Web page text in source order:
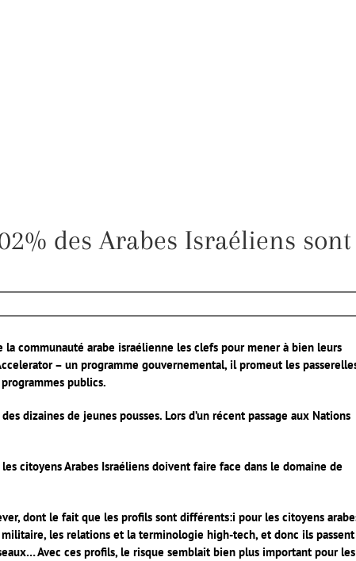
des Arabes Israéliens sont
la communauté arabe israélienne les clefs pour mener à bien leurs
– un programme gouvernemental, il promeut les
publics.
dizaines de jeunes pousses. Lors d’un récent passage aux Nations
citoyens Arabes Israéliens doivent faire face dans le domaine de
dont le fait que les profils sont différents:i pour les citoyens
les relations et la terminologie high-tech, et donc ils
Avec ces profils, le risque semblait bien plus important pour les